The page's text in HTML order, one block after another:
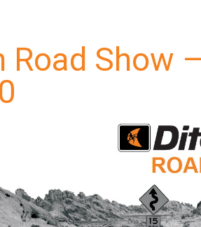
Road Show